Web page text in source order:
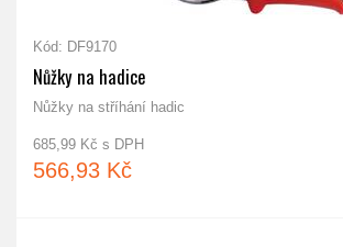
Kód: DF9170
Nůžky na hadice
Nůžky na stříhání hadic
685,99 Kč s DPH
566,93 Kč